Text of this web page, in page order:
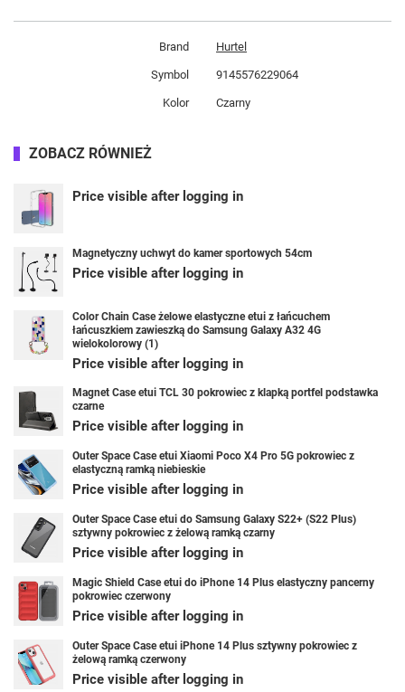
Brand Hurtel
Symbol 9145576229064
Kolor Czarny
ZOBACZ RÓWNIEŻ
Price visible after logging in
Magnetyczny uchwyt do kamer sportowych 54cm
Price visible after logging in
Color Chain Case żelowe elastyczne etui z łańcuchem
łańcuszkiem zawieszką do Samsung Galaxy A32 4G
wielokolorowy (1)
Price visible after logging in
Magnet Case etui TCL 30 pokrowiec z klapką portfel podstawka
czarne
Price visible after logging in
Outer Space Case etui Xiaomi Poco X4 Pro 5G pokrowiec z
elastyczną ramką niebieskie
Price visible after logging in
Outer Space Case etui do Samsung Galaxy S22+ (S22 Plus)
sztywny pokrowiec z żelową ramką czarny
Price visible after logging in
Magic Shield Case etui do iPhone 14 Plus elastyczny pancerny
pokrowiec czerwony
Price visible after logging in
Outer Space Case etui iPhone 14 Plus sztywny pokrowiec z
żelową ramką czerwony
Price visible after logging in